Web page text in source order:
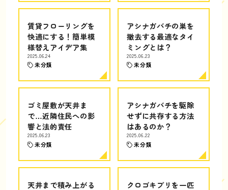
賃貸フローリングを
快適にする！簡単模
様替えアイデア集
2025.06.24
未分類
アシナガバチの巣を
撤去する最適なタイ
ミングとは？
2025.06.23
未分類
ゴミ屋敷が天井ま
で…近隣住民への影
響と法的責任
2025.06.23
未分類
アシナガバチを駆除
せずに共存する方法
はあるのか？
2025.06.22
未分類
天井まで積み上がる
クロゴキブリを一匹